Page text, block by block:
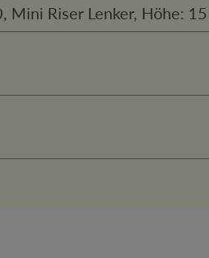
Mini Riser Lenker, Höhe: